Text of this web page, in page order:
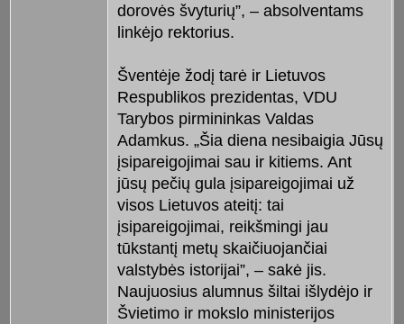
dorovės švyturių”, – absolventams
linkėjo rektorius.
Šventėje žodį tarė ir Lietuvos
Respublikos prezidentas, VDU
Tarybos pirmininkas Valdas
Adamkus. „Šia diena nesibaigia Jūsų
įsipareigojimai sau ir kitiems. Ant
jūsų pečių gula įsipareigojimai už
visos Lietuvos ateitį: tai
įsipareigojimai, reikšmingi jau
tūkstantį metų skaičiuojančiai
valstybės istorijai”, – sakė jis.
Naujuosius alumnus šiltai išlydėjo ir
Švietimo ir mokslo ministerijos